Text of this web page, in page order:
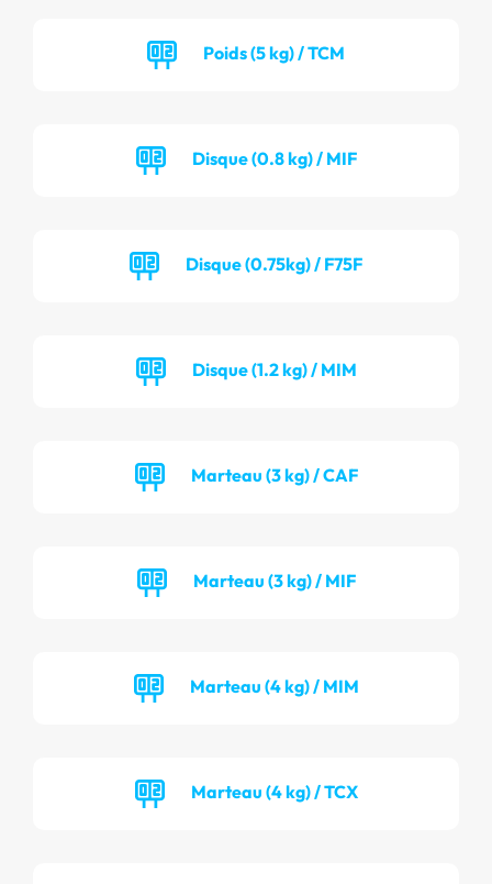
Poids (5 kg) / TCM
Disque (0.8 kg) / MIF
Disque (0.75kg) / F75F
Disque (1.2 kg) / MIM
Marteau (3 kg) / CAF
Marteau (3 kg) / MIF
Marteau (4 kg) / MIM
Marteau (4 kg) / TCX